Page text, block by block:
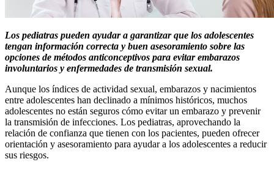
Los pediatras pueden ayudar a garantizar que los adolescentes
tengan información correcta y buen asesoramiento sobre las
opciones de métodos anticonceptivos para evitar embarazos
involuntarios y enfermedades de transmisión sexual.
Aunque los índices de actividad sexual, embarazos y nacimientos
entre adolescentes han declinado a mínimos históricos, muchos
adolescentes no están seguros cómo evitar un embarazo y prevenir
la transmisión de infecciones. Los pediatras, aprovechando la
relación de confianza que tienen con los pacientes, pueden ofrecer
orientación y asesoramiento para ayudar a los adolescentes a reducir
sus riesgos.